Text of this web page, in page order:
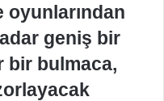
oyunlarından
geniş bir
bir bulmaca,